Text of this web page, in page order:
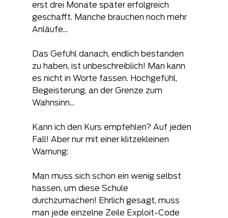
erst drei Monate später erfolgreich
geschafft. Manche brauchen noch mehr
Anläufe...
Das Gefühl danach, endlich bestanden
zu haben, ist unbeschreiblich! Man kann
es nicht in Worte fassen. Hochgefühl,
Begeisterung, an der Grenze zum
Wahnsinn...
Kann ich den Kurs empfehlen? Auf jeden
Fall! Aber nur mit einer klitzekleinen
Warnung:
Man muss sich schon ein wenig selbst
hassen, um diese Schule
durchzumachen! Ehrlich gesagt, muss
man jede einzelne Zeile Exploit-Code